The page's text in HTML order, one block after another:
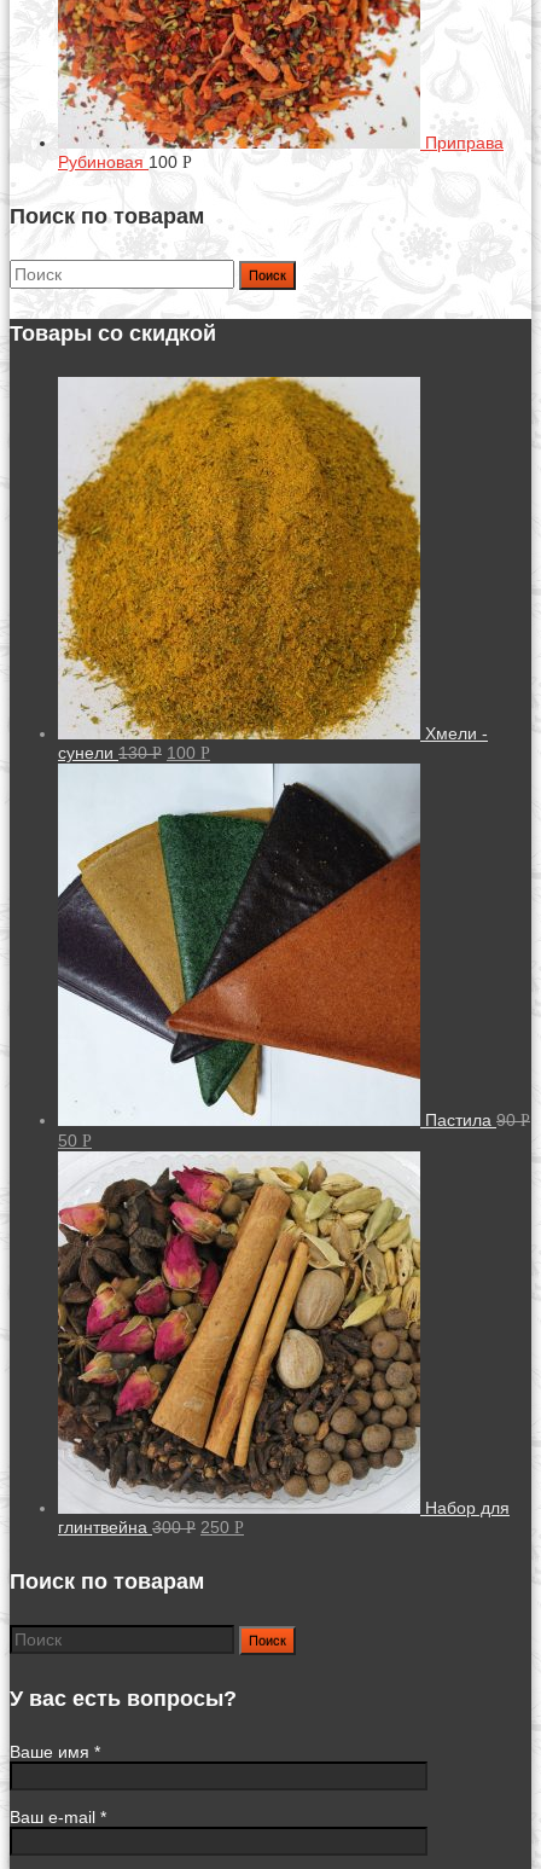
Приправа
Рубиновая 100 Р
Поиск по товарам
Поиск
Товары со скидкой
Хмели -
сунели 130Р 100 Р
Пастила 90Р
50 Р
Набор для
глинтвейна 300Р 250 Р
Поиск по товарам
Поиск
У вас есть вопросы?
Ваше имя *
Ваш e-mail *